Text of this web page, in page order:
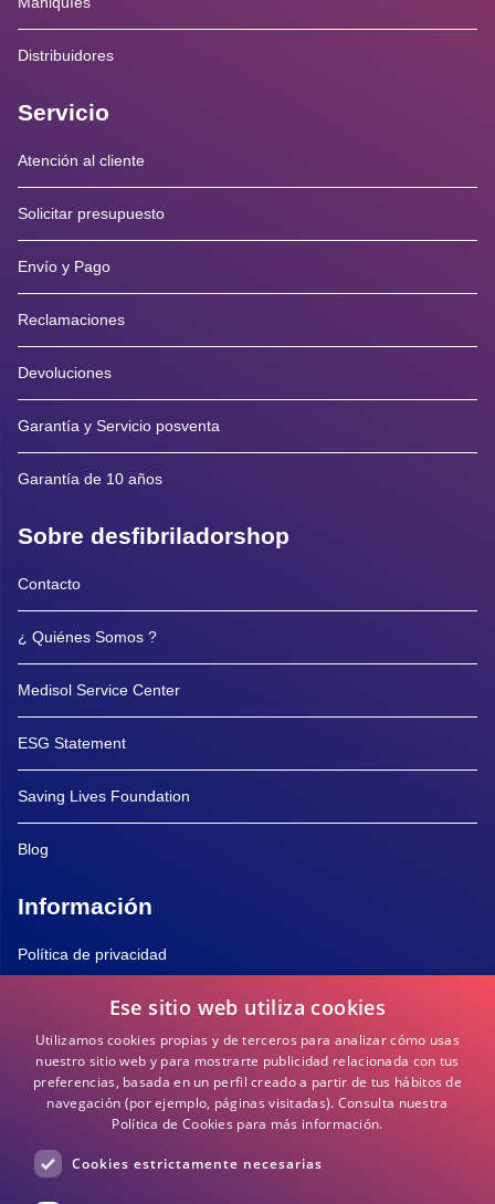
Distribuidores
Servicio
Atención al cliente
Solicitar presupuesto
Envío y Pago
Reclamaciones
Devoluciones
Garantía y Servicio posventa
Garantía de 10 años
Sobre desfibriladorshop
Contacto
¿ Quiénes Somos ?
Medisol Service Center
ESG Statement
Saving Lives Foundation
Blog
Información
Política de privacidad
Política de Cookies
Términos y Condiciones
Preguntas frecuentes
DEA / DESA Información
Ese sitio web utiliza cookies
Utilizamos cookies propias y de terceros para analizar cómo usas
nuestro sitio web y para mostrarte publicidad relacionada con tus
preferencias, basada en un perfil creado a partir de tus hábitos de
navegación (por ejemplo, páginas visitadas). Consulta nuestra
Política de Cookies para más información.
Cookies estrictamente necesarias